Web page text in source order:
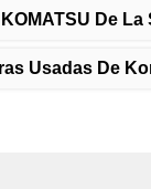
De
Usadas De